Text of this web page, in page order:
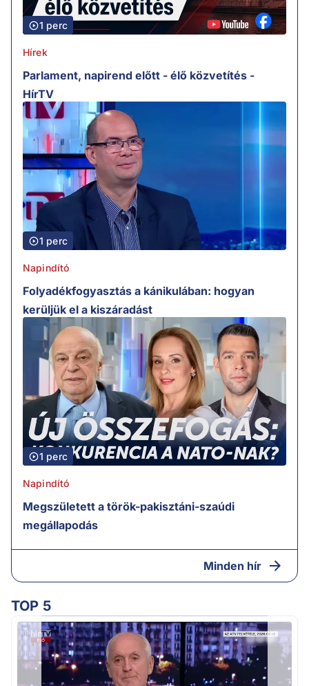
1 perc
Hírek
Parlament, napirend előtt - élő közvetítés -
HírTV
1 perc
Napindító
Folyadékfogyasztás a kánikulában: hogyan
kerüljük el a kiszáradást
1 perc
Napindító
Megszületett a török-pakisztáni-szaúdi
megállapodás
Minden hír
TOP 5